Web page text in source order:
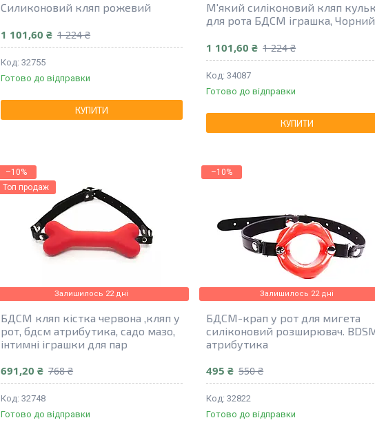
Силиконовий кляп рожевий
1 101,60 ₴ 1 224 ₴
32755
Готово до відправки
КУПИТИ
М'який силіконовий кляп
для рота БДСМ іграшка, Чорний
1 101,60 ₴ 1 224 ₴
34087
Готово до відправки
КУПИТИ
–10%
Залишилось 22 дні
Топ продаж
БДСМ кляп кістка червона ,кляп у
рот, бдсм атрибутика, садо мазо,
інтимні іграшки для пар
691,20 ₴ 768 ₴
32748
Готово до відправки
–10%
Залишилось 22 дні
БДСМ-крап у рот для мигета
силіконовий розширювач.
атрибутика
495 ₴ 550 ₴
32822
Готово до відправки